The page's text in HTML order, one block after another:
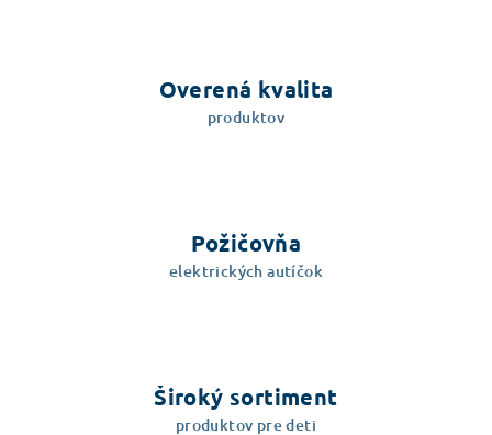
Overená kvalita
produktov
Požičovňa
elektrických autíčok
Široký sortiment
produktov pre deti